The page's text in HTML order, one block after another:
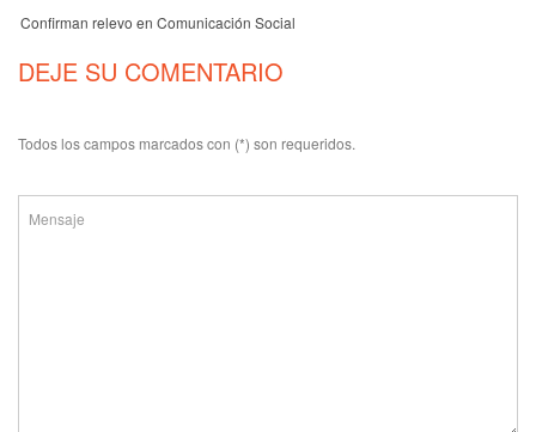
Confirman relevo en Comunicación Social
DEJE SU COMENTARIO
Todos los campos marcados con (*) son requeridos.